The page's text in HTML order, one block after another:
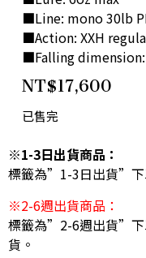
■Line: mono 30lb
■Action: XXH
■Falling
NT$17,600
已售完
※1-3日出貨商品：
標籤為”1-3日出貨”下
※2-6週出貨商品：
標籤為”2-6週出貨”下
貨。